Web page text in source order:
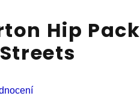
Hip Pack